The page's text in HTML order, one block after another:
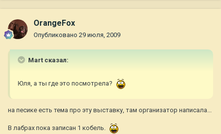
OrangeFox
Опубликовано 29 июля, 2009
Mart сказал:
Юля, а ты где это посмотрела?
на песике есть тема про эту выставку, там организатор написала...
В лабрах пока записан 1 кобель.